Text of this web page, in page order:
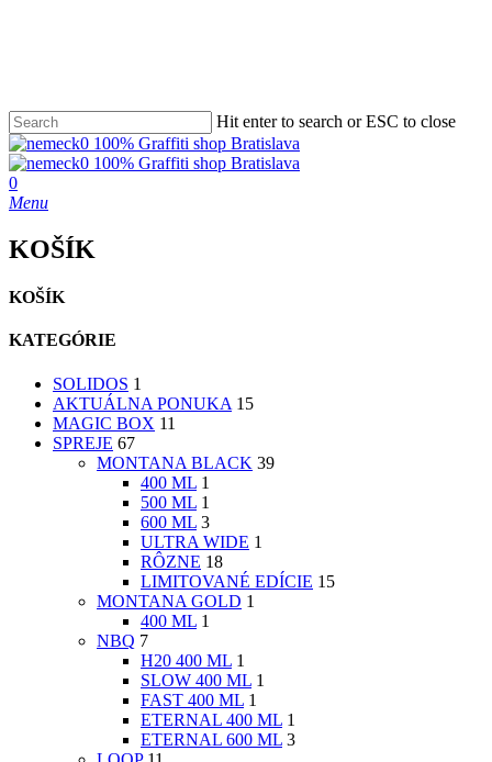
Hit enter to search or ESC to close
Close
Search
search
0
Menu
KOŠÍK
KOŠÍK
KATEGÓRIE
SOLIDOS 1
AKTUÁLNA PONUKA 15
MAGIC BOX 11
SPREJE 67
MONTANA BLACK 39
400 ML 1
500 ML 1
600 ML 3
ULTRA WIDE 1
RÔZNE 18
LIMITOVANÉ EDÍCIE 15
MONTANA GOLD 1
400 ML 1
NBQ 7
H20 400 ML 1
SLOW 400 ML 1
FAST 400 ML 1
ETERNAL 400 ML 1
ETERNAL 600 ML 3